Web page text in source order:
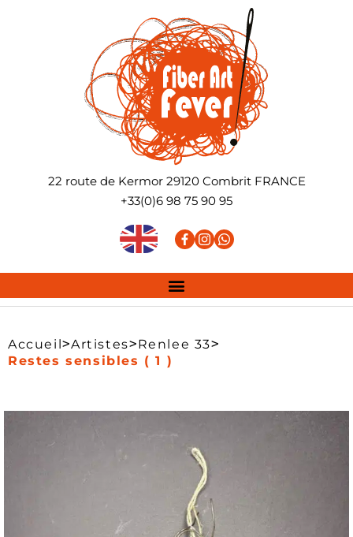
22 route de Kermor 29120 Combrit FRANCE
+33(0)6 98 75 90 95
Accueil>Artistes>Renlee 33>
Restes sensibles ( 1 )